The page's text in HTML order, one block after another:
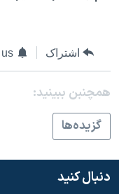
اشتراک
همچنبن ببینید:
گزيده‌ها
دنبال کنید